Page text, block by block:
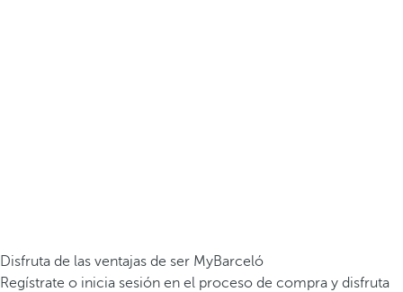
Disfruta de las ventajas de ser MyBarceló
Regístrate o inicia sesión en el proceso de compra y disfruta